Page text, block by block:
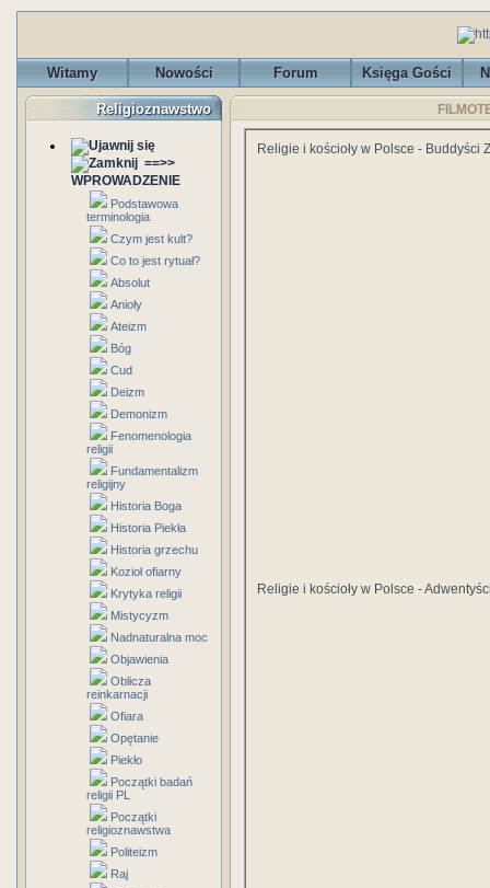
Witamy Nowości Forum Księga Gości
Religioznawstwo
==>>
WPROWADZENIE
Podstawowa
terminologia
Czym jest kult?
Co to jest rytuał?
Absolut
Anioły
Ateizm
Bóg
Cud
Deizm
Demonizm
Fenomenologia
religii
Fundamentalizm
religijny
Historia Boga
Historia Piekła
Historia grzechu
Kozioł ofiarny
Krytyka religii
Mistycyzm
Nadnaturalna moc
Objawienia
Oblicza
reinkarnacji
Ofiara
Opętanie
Piekło
Początki badań
religii PL
Początki
religioznawstwa
Politeizm
Raj
Religie i kościoły w Polsce - Buddyści
Religie i kościoły w Polsce -